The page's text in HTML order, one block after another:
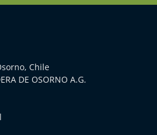
Chile
DE OSORNO A.G.